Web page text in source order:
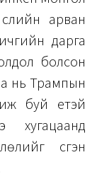
арван
дарга
болсон
нь Трампын
буй үетэй
үүсгэн